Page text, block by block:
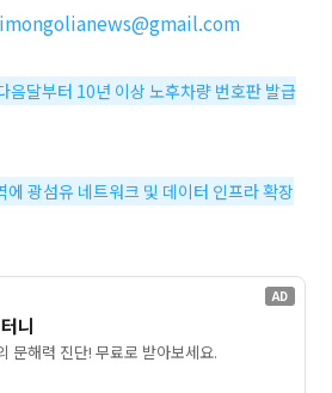
음달부터 10년 이상 노후차량 번호판 발급
에 광섬유 네트워크 및 데이터 인프라 확장
AD
니
문해력 진단! 무료로 받아보세요.